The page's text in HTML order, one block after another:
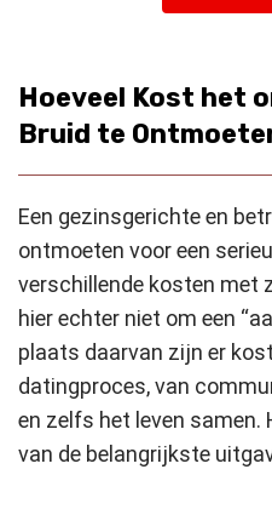
Hoeveel Kost het
Bruid te
Een gezinsgerichte en
ontmoeten voor een
verschillende kosten met
hier echter niet om een
plaats daarvan zijn er
datingproces, van
en zelfs het leven samen.
van de belangrijkste